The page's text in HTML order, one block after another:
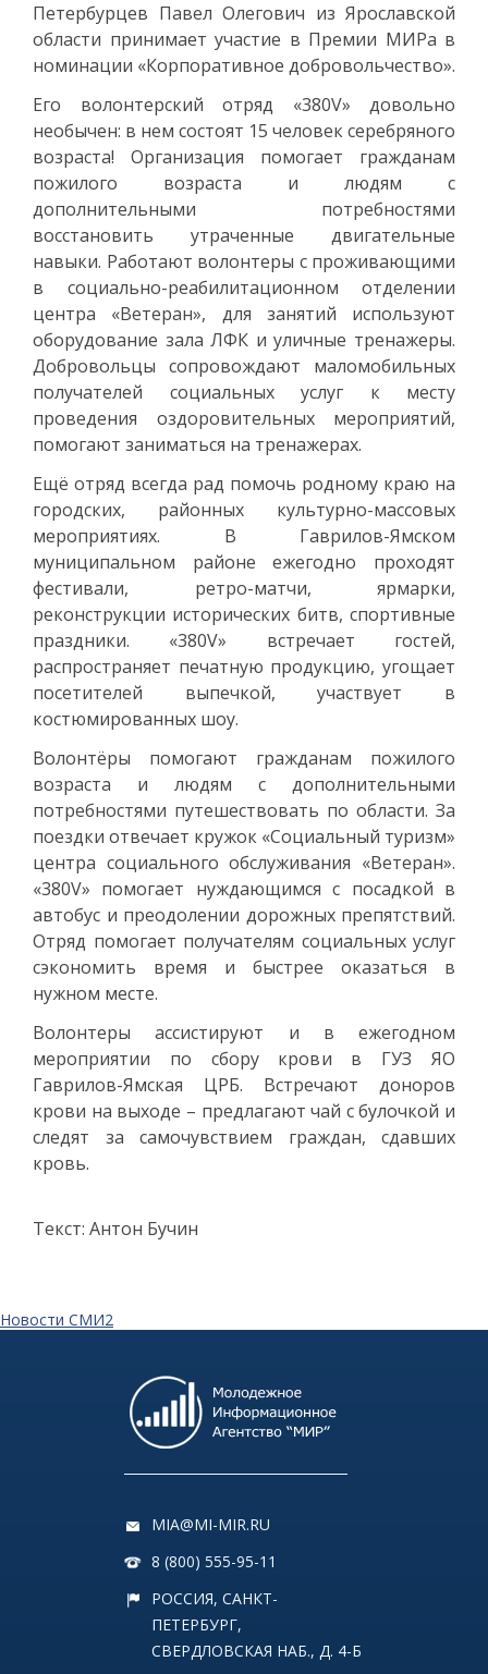
Петербурцев Павел Олегович из Ярославской
области принимает участие в Премии МИРа в
номинации «Корпоративное добровольчество».
Его волонтерский отряд «380V» довольно
необычен: в нем состоят 15 человек серебряного
возраста! Организация помогает гражданам
пожилого возраста и людям с
дополнительными потребностями
восстановить утраченные двигательные
навыки. Работают волонтеры с проживающими
в социально-реабилитационном отделении
центра «Ветеран», для занятий используют
оборудование зала ЛФК и уличные тренажеры.
Добровольцы сопровождают маломобильных
получателей социальных услуг к месту
проведения оздоровительных мероприятий,
помогают заниматься на тренажерах.
Ещё отряд всегда рад помочь родному краю на
городских, районных культурно-массовых
мероприятиях. В Гаврилов-Ямском
муниципальном районе ежегодно проходят
фестивали, ретро-матчи, ярмарки,
реконструкции исторических битв, спортивные
праздники. «380V» встречает гостей,
распространяет печатную продукцию, угощает
посетителей выпечкой, участвует в
костюмированных шоу.
Волонтёры помогают гражданам пожилого
возраста и людям с дополнительными
потребностями путешествовать по области. За
поездки отвечает кружок «Социальный туризм»
центра социального обслуживания «Ветеран».
«380V» помогает нуждающимся с посадкой в
автобус и преодолении дорожных препятствий.
Отряд помогает получателям социальных услуг
сэкономить время и быстрее оказаться в
нужном месте.
Волонтеры ассистируют и в ежегодном
мероприятии по сбору крови в ГУЗ ЯО
Гаврилов-Ямская ЦРБ. Встречают доноров
крови на выходе – предлагают чай с булочкой и
следят за самочувствием граждан, сдавших
кровь.
Текст: Антон Бучин
Новости СМИ2
MIA@MI-MIR.RU
8 (800) 555-95-11
РОССИЯ, САНКТ-
ПЕТЕРБУРГ,
СВЕРДЛОВСКАЯ НАБ., Д. 4-Б